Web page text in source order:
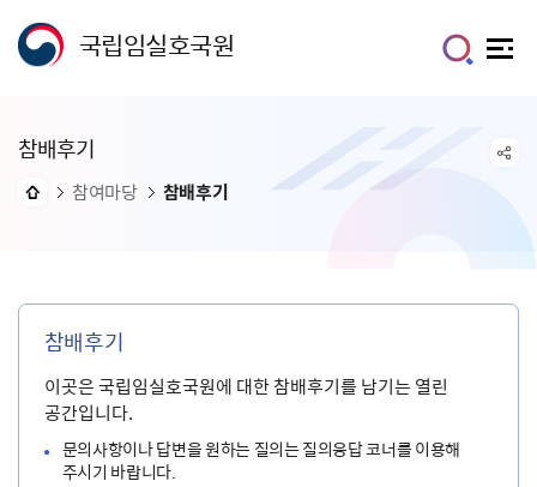
국립임실호국원
참배후기
참여마당 참배후기
참배후기
이곳은 국립임실호국원에 대한 참배후기를 남기는 열린
공간입니다.
문의사항이나 답변을 원하는 질의는 질의응답 코너를 이용해
주시기 바랍니다.